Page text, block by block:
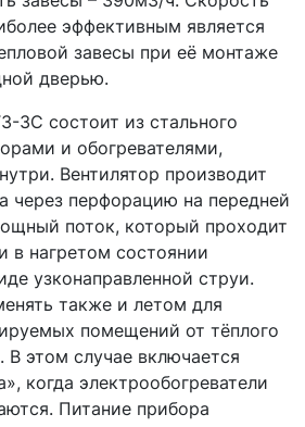
эффективным является
завесы при её монтаже
дверью.
3С состоит из стального
и обогревателями,
Вентилятор производит
через перфорацию на передней
поток, который проходит
в нагретом состоянии
узконаправленной струи.
также и летом для
помещений от тёплого
В этом случае включается
когда электрообогреватели
Питание прибора